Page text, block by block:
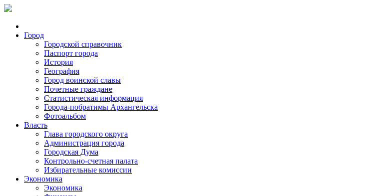
Город
Городской справочник
Паспорт города
История
География
Город воинской славы
Почетные граждане
Статистическая информация
Города-побратимы Архангельска
Фотоальбом
Власть
Глава городского округа
Администрация города
Городская Дума
Контрольно-счетная палата
Избирательные комиссии
Экономика
Экономика